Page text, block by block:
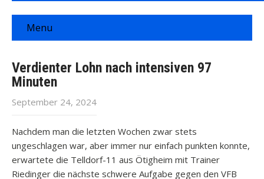
Menu
Verdienter Lohn nach intensiven 97
Minuten
September 24, 2024
Nachdem man die letzten Wochen zwar stets
ungeschlagen war, aber immer nur einfach punkten konnte,
erwartete die Telldorf-11 aus Ötigheim mit Trainer
Riedinger die nächste schwere Aufgabe gegen den VFB